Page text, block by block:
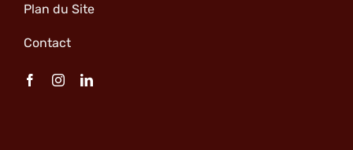
Plan du Site
Contact